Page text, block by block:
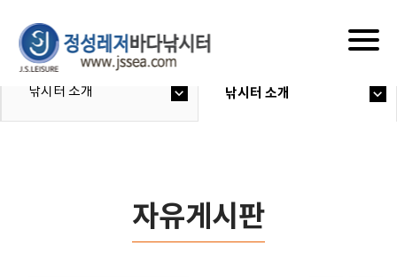
낚시터 소개 낚시터 소개
자유게시판